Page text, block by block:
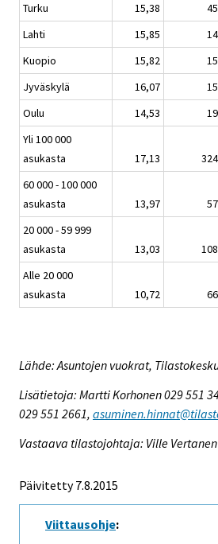
Turku
15,38 45
Lahti
15,85 14
Kuopio
15,82 15
Jyväskylä
16,07 15
Oulu
14,53 19
Yli 100 000
asukasta
17,13 324
60 000 - 100 000
asukasta
13,97 57
20 000 - 59 999
asukasta
13,03 108
Alle 20 000
asukasta
10,72 66
Lähde: Asuntojen vuokrat,
Lisätietoja: Martti Korhonen 029 551
029 551 2661,
Vastaava tilastojohtaja: Ville Vertanen
Päivitetty 7.8.2015
Viittausohje: